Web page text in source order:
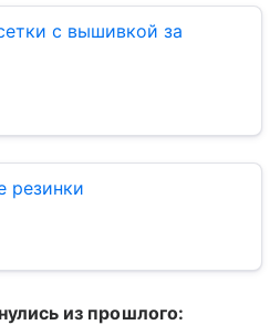
с вышивкой за
резинки
из прошлого: